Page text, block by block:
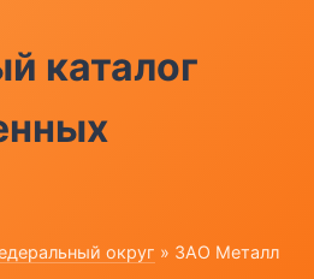
каталог
округ » ЗАО Металл